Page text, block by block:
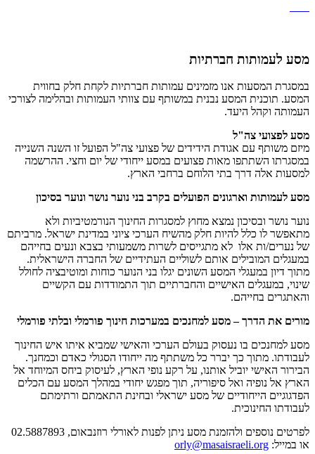
מסע לעמותות חברתיות
במסגרת המסעות אנו מזמינים עמותות חברתיות לקחת חלק בחווית
המסע. תוכנית המסע נבנית במשותף עם צוותי העמותות ובהלימה לצורכי
העמותה וקהל היעד.
מסע לפצועי צה"ל
מיזם משותף עם אגודת הידידים של פצועי צה"ל הפועל זו השנה השנייה
במסגרתו השתתפו מאות פצועים במסע ייחודי של יום וחצי. ההרשמה
למסעות אלה דרך בתי הלוחם ברחבי הארץ.
מסע לעמותות וארגונים הפועלים בקרב בני נוער נושר ונוער בסיכון
נוער נושר ובסיכון נמצא מחוץ למסגרות החינוך הנורמטיביות ולא
מתאפשר לו כלל להיות חלק מהשיח הערכי ציוני במדינת ישראל. מרביתם
של נערים/ות אלו לא מתגייסים לשרות משמעותי בצבא ונעים בחייהם
במעגלים המובילים אותם לשוליים העתידיים של החברה הישראלית.
מתוך דיון במעגלי המסע השונים יגלו בני הנוער כוחות ומוטיבציה לחולל
שינוי, במעגלים האישיים והחברתיים תוך התמודדות עם הקשיים
והאתגרים בחייהם.
מורים את הדרך – מסע למחנכים במערכות חינוך פורמלי ובלתי פורמלי
מסע למחנכים בו נעסוק בעולם הערכי והאישי שמביא איתו איש החינוך
לעבודתו. מתוך כך יברר כל משתתף מה ייחודו הסגולי כאדם וכמחנך.
הבירור האישי יוביל אותנו, על רקע נופי הארץ, לעיסוק ביחס המיוחד אל
הארץ אל נופיה ואל סיפוריה, תוך מפגש יחודי במהלך המסע עם הכלים
הפדגוגיים הייחודיים של מסע ישראלי ובחינת התאמתם ורתימתם
לעבודתו החינוכית.
לפרטים נוספים ולהזמנת מסע ניתן לפנות לאורלי רוזנבאום, 02.5887893
או במייל: orly@masaisraeli.org